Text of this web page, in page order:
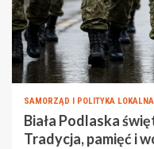
SAMORZĄD I POLITYKA LOKALNA
Biała Podlaska
Tradycja, pamięć i